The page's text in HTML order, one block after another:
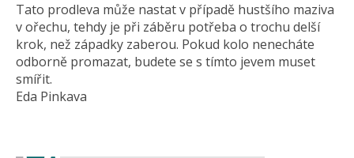
Tato prodleva může nastat v případě hustšího maziva
v ořechu, tehdy je při záběru potřeba o trochu delší
krok, než západky zaberou. Pokud kolo nenecháte
odborně promazat, budete se s tímto jevem muset
smířit.
Eda Pinkava